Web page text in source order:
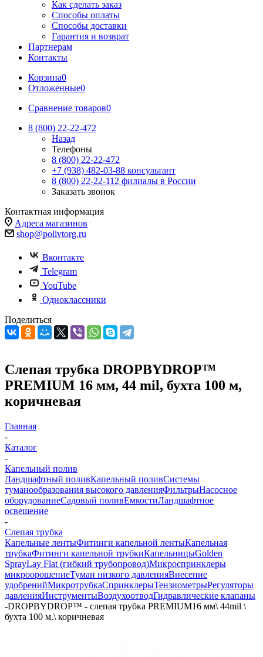
Как сделать заказ
Способы оплаты
Способы доставки
Гарантия и возврат
Партнерам
Контакты
Корзина0
Отложенные0
Сравнение товаров0
8 (800) 22-22-472
Назад
Телефоны
8 (800) 22-22-472
+7 (938) 482-03-88 консультант
8 (800) 22-22-112 филиалы в России
Заказать звонок
Контактная информация
Адреса магазинов
shop@polivtorg.ru
Вконтакте
Telegram
YouTube
Одноклассники
Поделиться
Слепая трубка DROPBYDROP™
PREMIUM 16 мм, 44 mil, бухта 100 м,
коричневая
Главная
-
Каталог
-
Капельный полив
Ландшафтный поливКапельный поливСистемы
туманообразования высокого давленияФильтрыНасосное
оборудованиеСадовый поливЕмкостиЛандшафтное
освещение
-
Слепая трубка
Капельные лентыФитинги капельной лентыКапельная
трубкаФитинги капельной трубкиКапельницыGolden
SprayLay Flat (гибкий трубопровод)Микроспринклеры
микроорошениеТуман низкого давленияВнесение
удобренийМикротрубкаСпринклерыТензиометрыРегуляторы
давленияИнструментыВоздухоотводГидравлические клапаны
-DROPBYDROP™ - слепая трубка PREMIUM16 мм\ 44mil \
бухта 100 м.\ коричневая